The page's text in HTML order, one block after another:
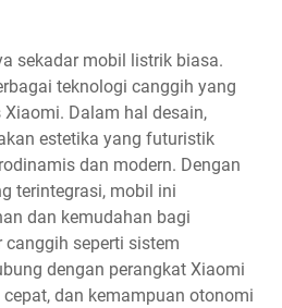
sekadar mobil listrik biasa.
teknologi canggih yang
Dalam hal desain,
estetika yang futuristik
dan modern. Dengan
terintegrasi, mobil ini
dan kemudahan bagi
seperti sistem
dengan perangkat Xiaomi
dan kemampuan otonomi